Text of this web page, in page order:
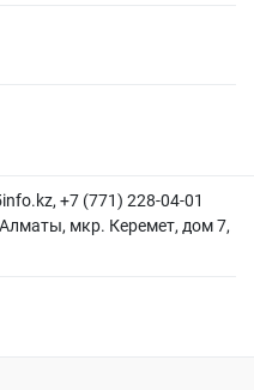
, +7 (771) 228-04-01
мкр. Керемет, дом 7,